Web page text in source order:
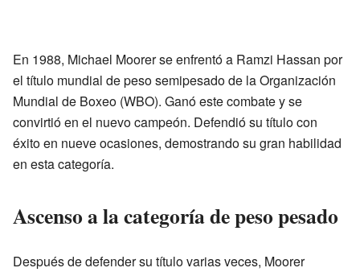
En 1988, Michael Moorer se enfrentó a Ramzi Hassan por
el título mundial de peso semipesado de la Organización
Mundial de Boxeo (WBO). Ganó este combate y se
convirtió en el nuevo campeón. Defendió su título con
éxito en nueve ocasiones, demostrando su gran habilidad
en esta categoría.
Ascenso a la categoría de peso pesado
Después de defender su título varias veces, Moorer